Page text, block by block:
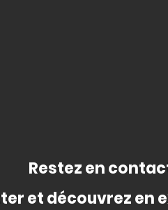
Restez en
et découvrez